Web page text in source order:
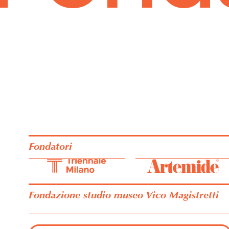
Fondatori
Fondazione studio museo Vico Magistretti